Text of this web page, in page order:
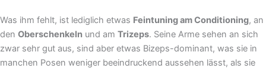
Was ihm fehlt, ist lediglich etwas Feintuning am Conditioning, an
den Oberschenkeln und am Trizeps. Seine Arme sehen an sich
zwar sehr gut aus, sind aber etwas Bizeps-dominant, was sie in
manchen Posen weniger beeindruckend aussehen lässt, als sie